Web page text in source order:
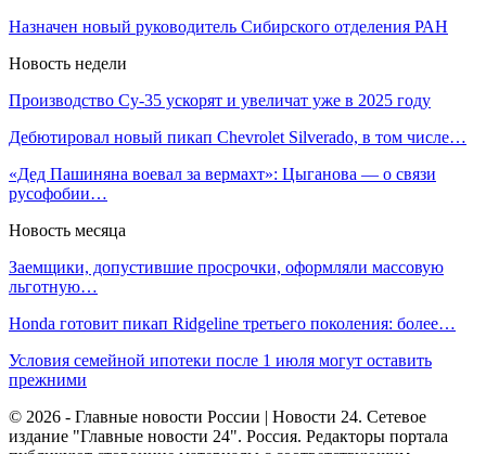
Назначен новый руководитель Сибирского отделения РАН
Новость недели
Производство Су-35 ускорят и увеличат уже в 2025 году
Дебютировал новый пикап Chevrolet Silverado, в том числе…
«Дед Пашиняна воевал за вермахт»: Цыганова — о связи
русофобии…
Новость месяца
Заемщики, допустившие просрочки, оформляли массовую
льготную…
Honda готовит пикап Ridgeline третьего поколения: более…
Условия семейной ипотеки после 1 июля могут оставить
прежними
© 2026 - Главные новости России | Новости 24. Сетевое
издание "Главные новости 24". Россия. Редакторы портала